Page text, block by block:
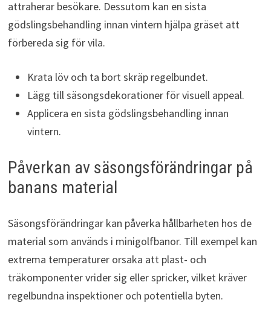
attraherar besökare. Dessutom kan en sista
gödslingsbehandling innan vintern hjälpa gräset att
förbereda sig för vila.
Krata löv och ta bort skräp regelbundet.
Lägg till säsongsdekorationer för visuell appeal.
Applicera en sista gödslingsbehandling innan
vintern.
Påverkan av säsongsförändringar på
banans material
Säsongsförändringar kan påverka hållbarheten hos de
material som används i minigolfbanor. Till exempel kan
extrema temperaturer orsaka att plast- och
träkomponenter vrider sig eller spricker, vilket kräver
regelbundna inspektioner och potentiella byten.